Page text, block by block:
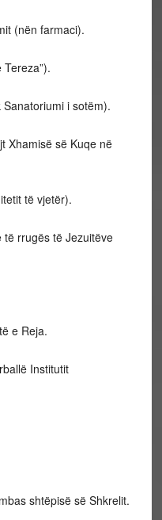
(nën farmaci).
i sotëm).
Xhamisë së Kuqe në
të vjetër).
rrugës të Jezuitëve
e Reja.
Institutit
shtëpisë së Shkrelit.